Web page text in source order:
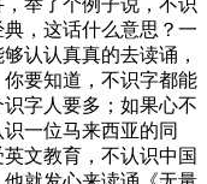
举了个例子说，不识
，这话什么意思？一
认认真真的去读诵，
要知道，不识字都能
字人要多；如果心不
一位马来西亚的同
文教育，不认识中国